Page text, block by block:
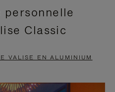
personnelle
Classic
VALISE EN ALUMINIUM